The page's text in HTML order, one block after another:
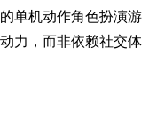
单机动作角色扮演游
力，而非依赖社交体